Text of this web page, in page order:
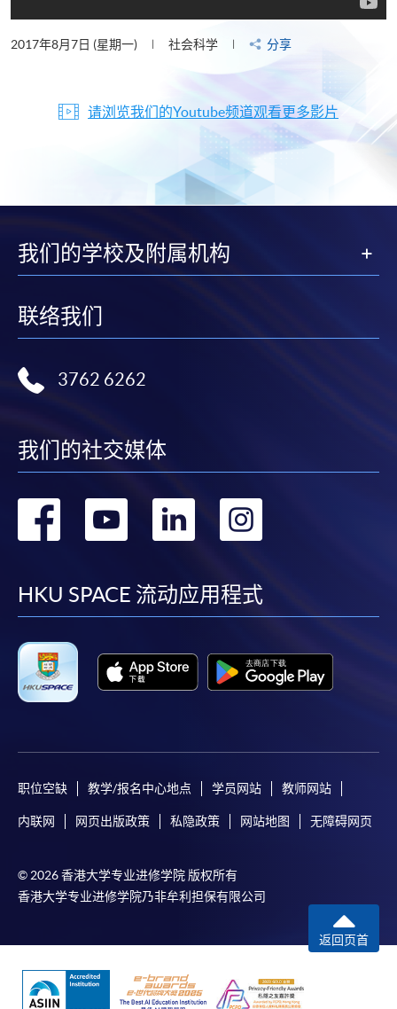
2017年8月7日 (星期一) 社会科学 分享
请浏览我们的Youtube频道观看更多影片
我们的学校及附属机构
联络我们
3762 6262
我们的社交媒体
转
facebook
转
youtube
转
linkedin
转
HKU SPACE 流动应用程式
职位空缺 教学/报名中心地点 学员网站 教师网站
内联网 网页出版政策 私隐政策 网站地图 无障碍网页
© 2026 香港大学专业进修学院 版权所有
香港大学专业进修学院乃非牟利担保有限公司
返回页首